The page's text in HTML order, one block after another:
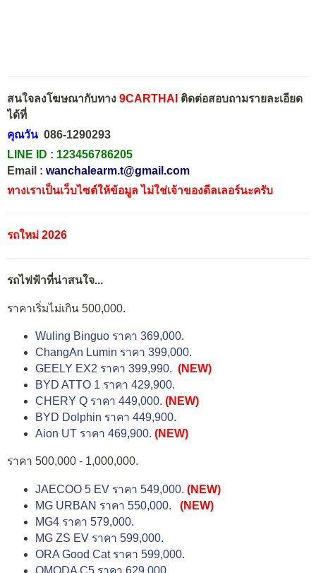
สนใจลงโฆษณากับทาง 9CARTHAI ติดต่อสอบถามรายละเอียด
ได้ที่
คุณวัน 086-1290293
LINE ID : 123456786205
Email : wanchalearm.t@gmail.com
ทางเราเป็นเว็บไซต์ให้ข้อมูล ไม่ใช่เจ้าของดีลเลอร์นะครับ
รถใหม่ 2026
รถไฟฟ้าที่น่าสนใจ...
ราคาเริ่มไม่เกิน 500,000.
Wuling Binguo ราคา 369,000.
ChangAn Lumin ราคา 399,000.
GEELY EX2 ราคา 399,990. (NEW)
BYD ATTO 1 ราคา 429,900.
CHERY Q ราคา 449,000. (NEW)
BYD Dolphin ราคา 449,900.
Aion UT ราคา 469,900. (NEW)
ราคา 500,000 - 1,000,000.
JAECOO 5 EV ราคา 549,000. (NEW)
MG URBAN ราคา 550,000.
(NEW)
MG4 ราคา 579,000.
MG ZS EV ราคา 599,000.
ORA Good Cat ราคา 599,000.
OMODA C5 ราคา 629,000.